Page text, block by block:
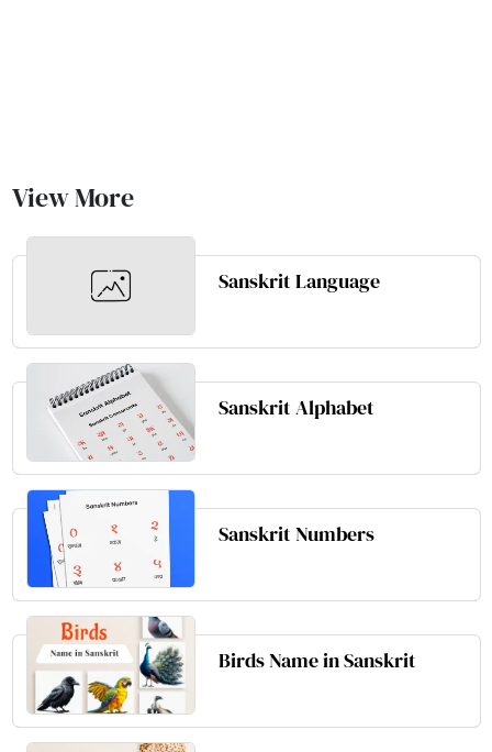
View More
Sanskrit Language
Sanskrit Alphabet
Sanskrit Numbers
Birds Name in Sanskrit